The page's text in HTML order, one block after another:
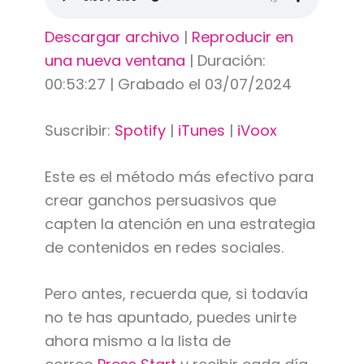
Descargar archivo | Reproducir en
una nueva ventana | Duración:
00:53:27 | Grabado el 03/07/2024
Suscribir: Spotify| iTunes | iVoox
Este es el método más efectivo para
crear ganchos persuasivos que
capten la atención en una estrategia
de contenidos en redes sociales.
Pero antes, recuerda que, si todavía
no te has apuntado, puedes unirte
ahora mismo a la lista de